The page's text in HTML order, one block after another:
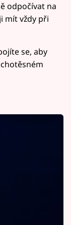
odpočívat na
mít vždy při
se, aby